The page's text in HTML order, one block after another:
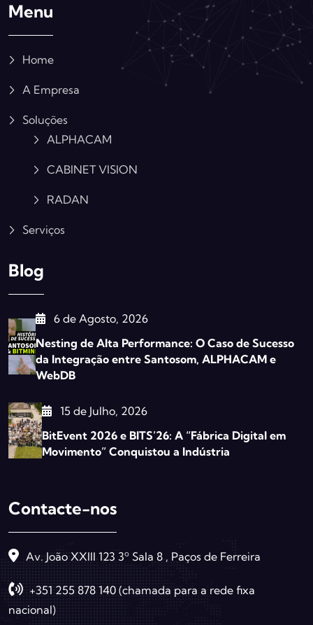
Menu
Home
A Empresa
Soluções
ALPHACAM
CABINET VISION
RADAN
Serviços
Blog
6 de Agosto, 2026
Nesting de Alta Performance: O Caso de Sucesso
da Integração entre Santosom, ALPHACAM e
WebDB
15 de Julho, 2026
BitEvent 2026 e BITS’26: A “Fábrica Digital em
Movimento” Conquistou a Indústria
Contacte-nos
Av. João XXIII 123 3º Sala 8 , Paços de Ferreira
+351 255 878 140 (chamada para a rede fixa
nacional)